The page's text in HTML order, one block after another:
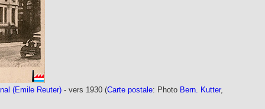
(Emile Reuter) - vers 1930 (Carte postale: Photo Bern. Kutter,